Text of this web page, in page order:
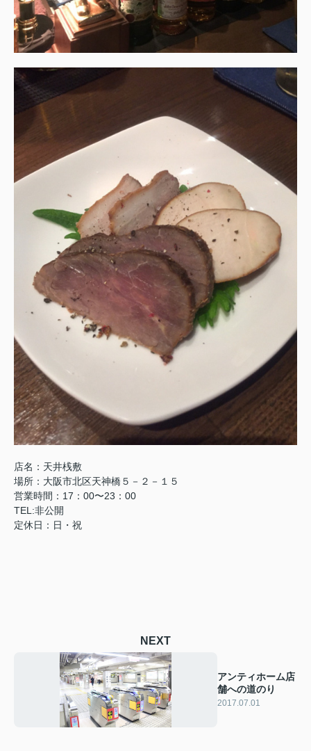
店名：天井桟敷
場所：大阪市北区天神橋５－２－１５
営業時間：17：00〜23：00
TEL:非公開
定休日：日・祝
NEXT
アンティホーム店
舗への道のり
2017.07.01